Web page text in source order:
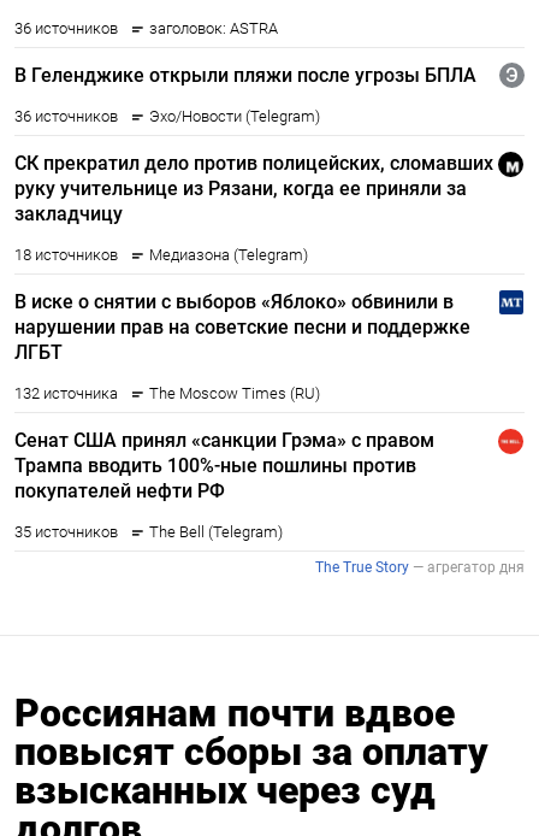
Россиянам почти вдвое
повысят сборы за оплату
взысканных через суд